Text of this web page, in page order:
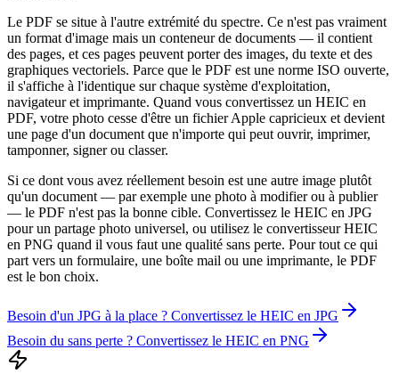
Le PDF se situe à l'autre extrémité du spectre. Ce n'est pas vraiment
un format d'image mais un conteneur de documents — il contient
des pages, et ces pages peuvent porter des images, du texte et des
graphiques vectoriels. Parce que le PDF est une norme ISO ouverte,
il s'affiche à l'identique sur chaque système d'exploitation,
navigateur et imprimante. Quand vous convertissez un HEIC en
PDF, votre photo cesse d'être un fichier Apple capricieux et devient
une page d'un document que n'importe qui peut ouvrir, imprimer,
tamponner, signer ou classer.
Si ce dont vous avez réellement besoin est une autre image plutôt
qu'un document — par exemple une photo à modifier ou à publier
— le PDF n'est pas la bonne cible. Convertissez le HEIC en JPG
pour un partage photo universel, ou utilisez le convertisseur HEIC
en PNG quand il vous faut une qualité sans perte. Pour tout ce qui
part vers un formulaire, une boîte mail ou une imprimante, le PDF
est le bon choix.
Besoin d'un JPG à la place ? Convertissez le HEIC en JPG
Besoin du sans perte ? Convertissez le HEIC en PNG